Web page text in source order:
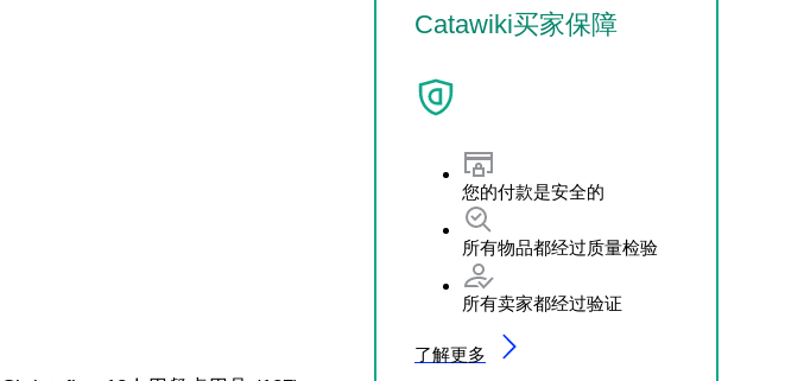
Catawiki买家保障
您的付款是安全的
所有物品都经过质量检验
所有卖家都经过验证
了解更多